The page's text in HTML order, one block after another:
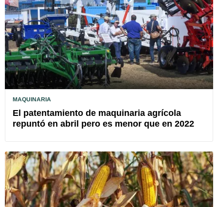
MAQUINARIA
El patentamiento de maquinaria agrícola
repuntó en abril pero es menor que en 2022